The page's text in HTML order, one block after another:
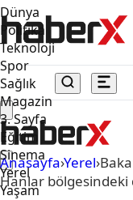
Dünya
Politika
Teknoloji
Spor
Sağlık
Magazin
3. Sayfa
Eğitim
Sinema
Yerel
Yaşam
Anasayfa›Yerel›
Hanlar bölgesindeki